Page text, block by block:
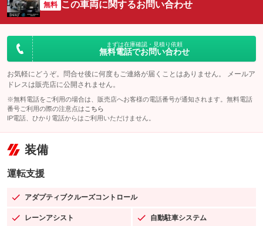
無料 この車両に関するお問い合わせ
まずは在庫確認・見積り依頼
無料電話でお問い合わせ
お気軽にどうぞ。問合せ後に何度もご連絡が届くことはありません。 メールア
ドレスは販売店に公開されません。
※無料電話をご利用の場合は、販売店へお客様の電話番号が通知されます。無料電話
番号ご利用の際の注意点は こちら
IP電話、ひかり電話からはご利用いただけません。
装備
運転支援
アダプティブクルーズコントロール
：装備あり
レーンアシスト
：装備あり 自動駐車システム
：装備あり